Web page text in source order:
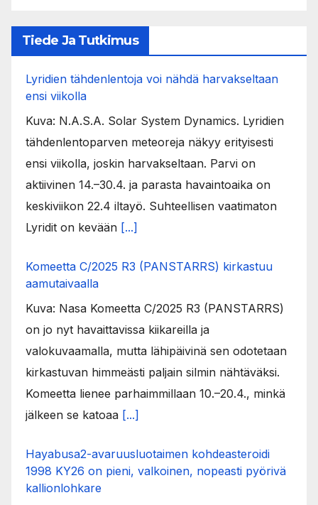
Tiede Ja Tutkimus
Lyridien tähdenlentoja voi nähdä harvakseltaan
ensi viikolla
Kuva: N.A.S.A. Solar System Dynamics. Lyridien
tähdenlentoparven meteoreja näkyy erityisesti
ensi viikolla, joskin harvakseltaan. Parvi on
aktiivinen 14.–30.4. ja parasta havaintoaika on
keskiviikon 22.4 iltayö. Suhteellisen vaatimaton
Lyridit on kevään [...]
Komeetta C/2025 R3 (PANSTARRS) kirkastuu
aamutaivaalla
Kuva: Nasa Komeetta C/2025 R3 (PANSTARRS)
on jo nyt havaittavissa kiikareilla ja
valokuvaamalla, mutta lähipäivinä sen odotetaan
kirkastuvan himmeästi paljain silmin nähtäväksi.
Komeetta lienee parhaimmillaan 10.–20.4., minkä
jälkeen se katoaa [...]
Hayabusa2-avaruusluotaimen kohdeasteroidi
1998 KY26 on pieni, valkoinen, nopeasti pyörivä
kallionlohkare